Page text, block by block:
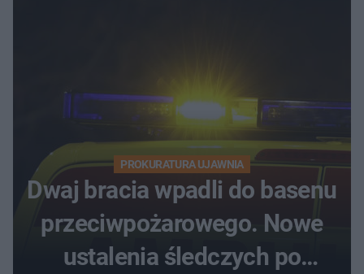
PROKURATURA UJAWNIA
Dwaj bracia wpadli do basenu
przeciwpożarowego. Nowe
ustalenia śledczych po